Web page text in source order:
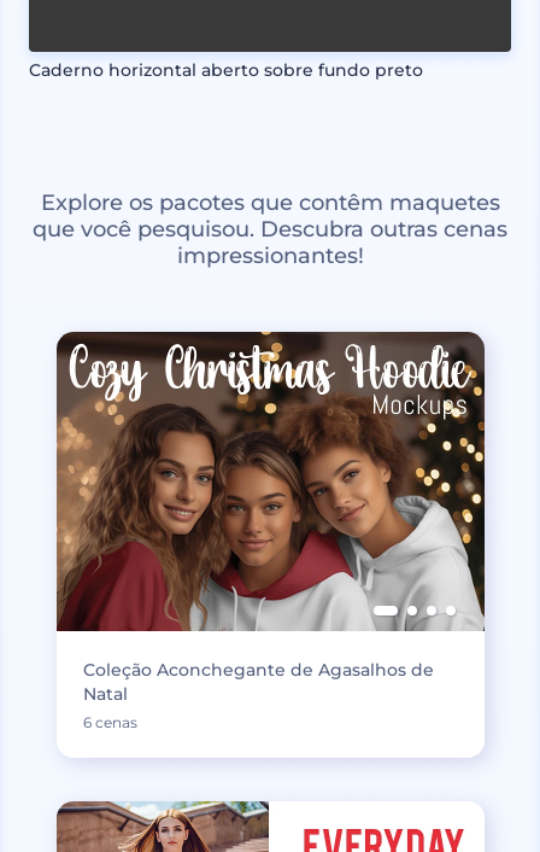
Caderno horizontal aberto sobre fundo preto
Explore os pacotes que contêm maquetes
que você pesquisou. Descubra outras cenas
impressionantes!
Coleção Aconchegante de Agasalhos de
Natal
6 cenas